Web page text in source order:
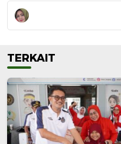
TERKAIT